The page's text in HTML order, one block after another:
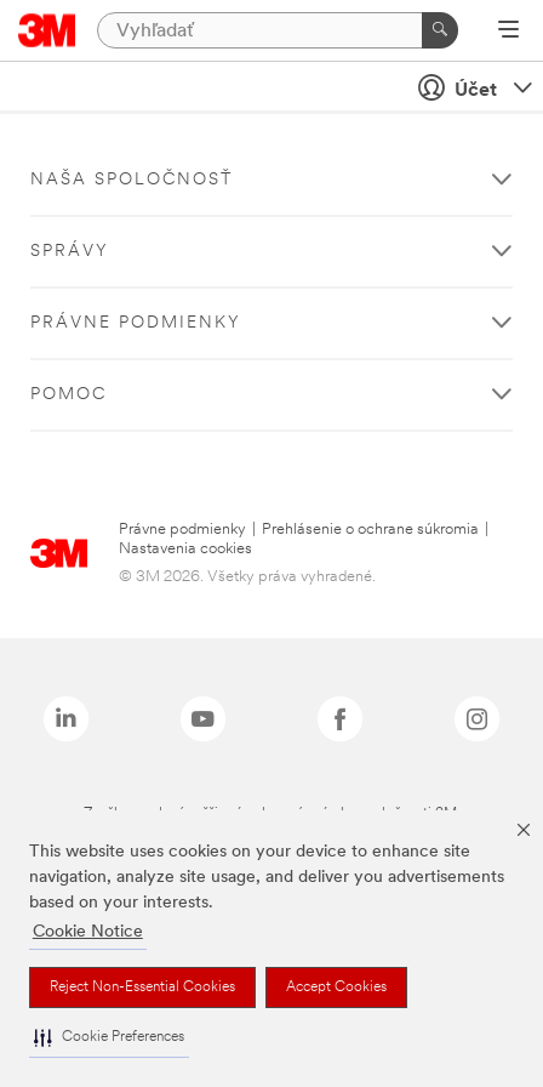
This website uses cookies on your device to enhance site
navigation, analyze site usage, and deliver you advertisements
based on your interests.
Cookie Notice
Reject Non-Essential Cookies Accept Cookies
Cookie Preferences
Účet
NAŠA SPOLOČNOSŤ
SPRÁVY
PRÁVNE PODMIENKY
POMOC
Právne podmienky Prehlásenie o ochrane súkromia
Nastavenia cookies
© 3M 2026. Všetky práva vyhradené.
Značky uvedené vyššie sú ochranné známky spoločnosti 3M.